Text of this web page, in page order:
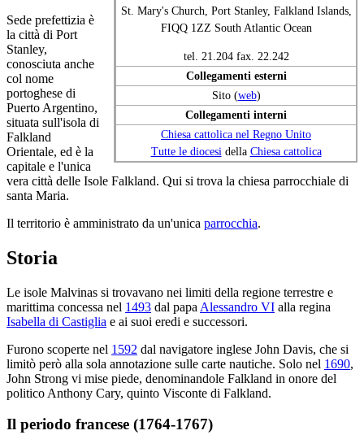
St. Mary's Church, Port Stanley, Falkland Islands,
FIQQ 1ZZ South Atlantic Ocean
tel. 21.204 fax. 22.242
Collegamenti esterni
Sito (web)
Collegamenti interni
Chiesa cattolica nel Regno Unito
Tutte le diocesi della Chiesa cattolica
Sede prefettizia è
la città di Port
Stanley,
conosciuta anche
col nome
portoghese di
Puerto Argentino,
situata sull'isola di
Falkland
Orientale, ed è la
capitale e l'unica
vera città delle Isole Falkland. Qui si trova la chiesa parrocchiale di
santa Maria.
Il territorio è amministrato da un'unica parrocchia.
Storia
Le isole Malvinas si trovavano nei limiti della regione terrestre e
marittima concessa nel 1493 dal papa Alessandro VI alla regina
Isabella di Castiglia e ai suoi eredi e successori.
Furono scoperte nel 1592 dal navigatore inglese John Davis, che si
limitò però alla sola annotazione sulle carte nautiche. Solo nel 1690,
John Strong vi mise piede, denominandole Falkland in onore del
politico Anthony Cary, quinto Visconte di Falkland.
Il periodo francese (1764-1767)